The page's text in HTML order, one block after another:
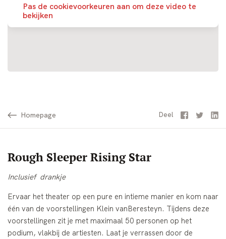
Pas de cookievoorkeuren aan om deze video te
bekijken
Homepage Deel Facebook
Twitter
Rough Sleeper Rising Star
Inclusief drankje
Ervaar het theater op een pure en intieme manier en kom naar
één van de voorstellingen Klein vanBeresteyn. Tijdens deze
voorstellingen zit je met maximaal 50 personen op het
podium, vlakbij de artiesten. Laat je verrassen door de